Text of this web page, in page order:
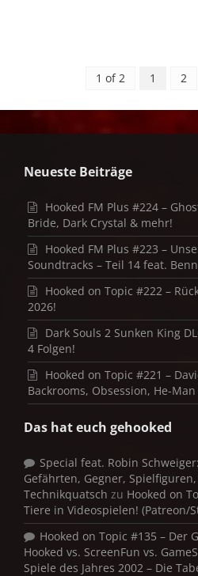
1 of 2 1 2
Neueste Beiträge
Hooked FM Plus #224 –
Bride, Dark Crystal & mehr!
Hooked FM Plus #223 –
Soundtracks – Teil 14 feat.
Hooked on Topic #222 –
2026!
Dark Souls 2 Sunken King
4 Folgen!
Hooked on Topic #221 –
Backrooms, Obsession, He-
Das hat euch gehooked
Special feat. Robin
Gefährten, Gegner,
Technikquatsch zu Hooked on
Tiere in Videospielen! (Patreon/
Hooked on Topic #135 – Der
Hooked vs. ScreenFun vs.
Spiele des Jahres 2002 – Die